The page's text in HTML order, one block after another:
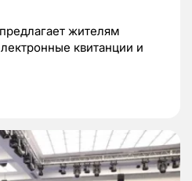
жителям
квитанции и